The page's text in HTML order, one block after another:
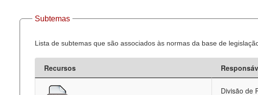
Subtemas
Lista de subtemas que são associados às normas da base de
Recursos
Divisão de